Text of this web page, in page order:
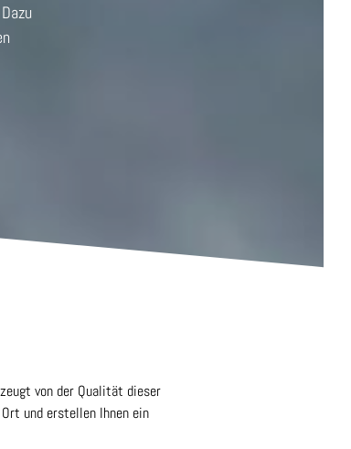
von der Qualität dieser
und erstellen Ihnen ein